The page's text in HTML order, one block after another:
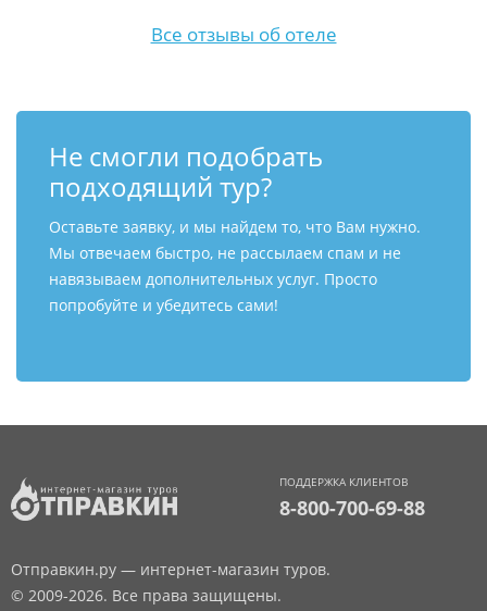
Все отзывы об отеле
Не смогли подобрать
подходящий тур?
Оставьте заявку, и мы найдем то, что Вам нужно.
Мы отвечаем быстро, не рассылаем спам и не
навязываем дополнительных услуг. Просто
попробуйте и убедитесь сами!
ПОДДЕРЖКА КЛИЕНТОВ
8-800-700-69-88
Отправкин.ру — интернет-магазин туров.
© 2009-2026. Все права защищены.